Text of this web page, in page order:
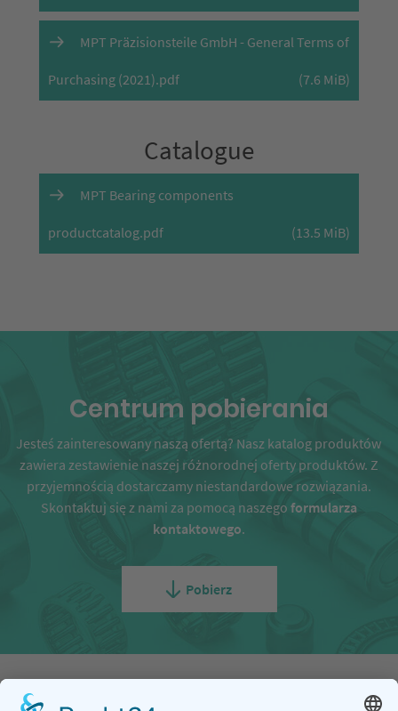
MPT Präzisionsteile GmbH - General Terms of
Purchasing (2021).pdf (7.6 MiB)
Catalogue
MPT Bearing components
productcatalog.pdf (13.5 MiB)
Centrum pobierania
Jesteś zainteresowany naszą ofertą? Nasz katalog produktów
zawiera zestawienie naszej różnorodnej oferty produktów. Z
przyjemnością dostarczamy niestandardowe rozwiązania.
Skontaktuj się z nami za pomocą naszego formularza
kontaktowego.
Pobierz